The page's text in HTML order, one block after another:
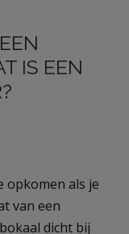
IS EEN
opkomen als je
van een
dicht bij